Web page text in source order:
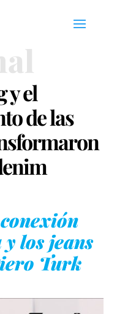
y el
de las
los jeans
Turk